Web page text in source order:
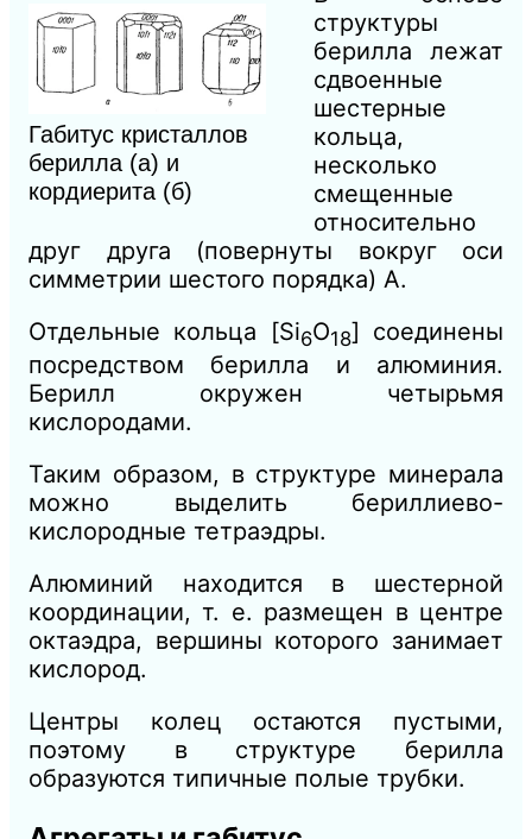
Габитус кристаллов
берилла (а) и
кордиерита (б)
структуры
берилла лежат
сдвоенные
шестерные
кольца,
несколько
смещенные
относительно
друг друга (повернуты вокруг оси
симметрии шестого порядка) А.
Отдельные кольца [Si6O18] соединены
посредством берилла и алюминия.
Берилл окружен четырьмя
кислородами.
Таким образом, в структуре минерала
можно выделить бериллиево-
кислородные тетраэдры.
Алюминий находится в шестерной
координации, т. е. размещен в центре
октаэдра, вершины которого занимает
кислород.
Центры колец остаются пустыми,
поэтому в структуре берилла
образуются типичные полые трубки.